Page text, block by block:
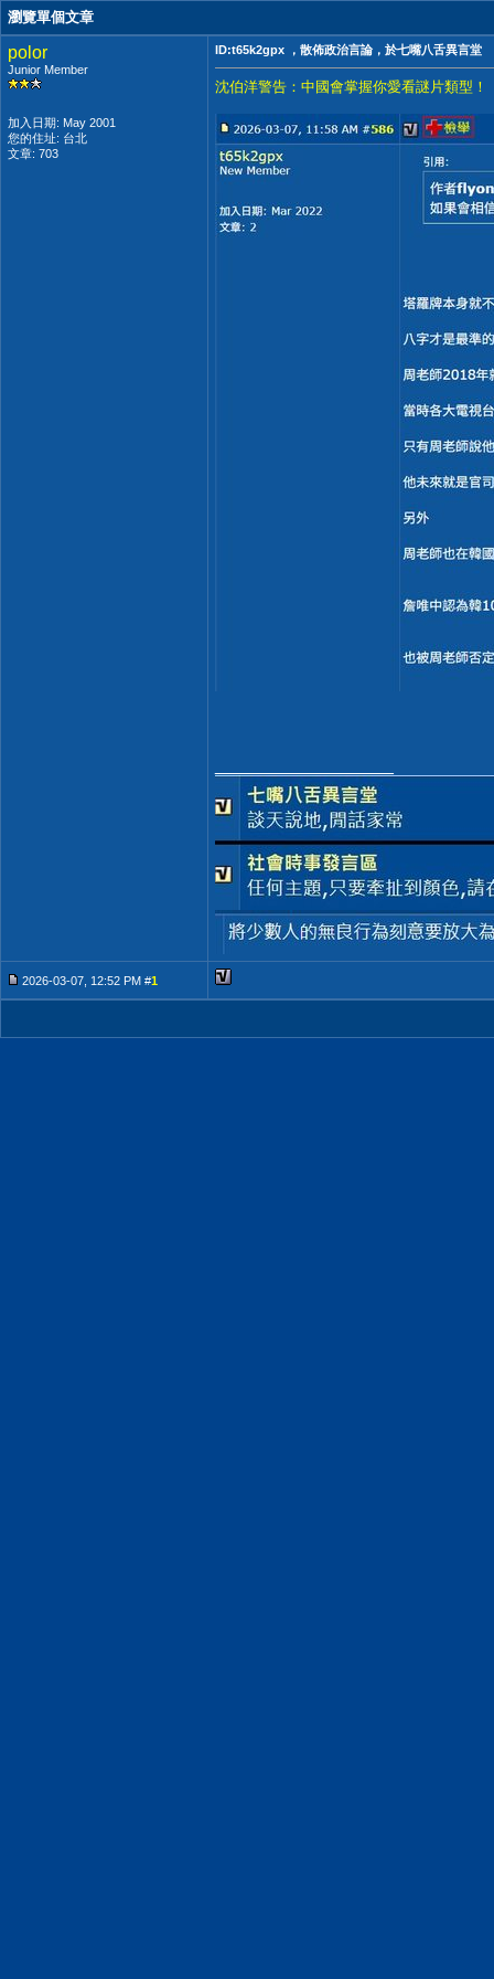
瀏覽單個文章
polor
Junior Member
加入日期: May 2001
您的住址: 台北
文章: 703
ID:t65k2gpx ，散佈政治言論，於七嘴八舌異言堂
沈伯洋警告：中國會掌握你愛看謎片類型！
2026-03-07, 12:52 PM #1